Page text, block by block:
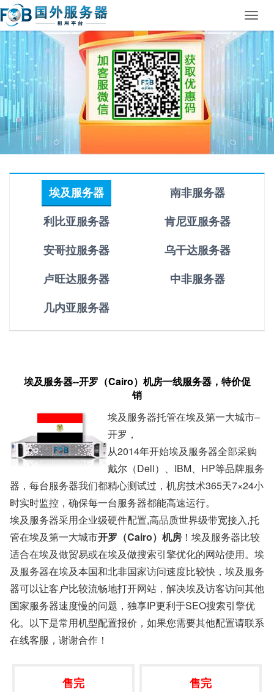
埃及服务器
南非服务器
利比亚服务器
肯尼亚服务器
安哥拉服务器
乌干达服务器
卢旺达服务器
中非服务器
几内亚服务器
埃及服务器--开罗（Cairo）机房一线服务器，特价促
销
埃及服务器托管在埃及第一大城市–
开罗，
从2014年开始埃及服务器全部采购
戴尔（Dell）、IBM、HP等品牌服务
器，每台服务器我们都精心测试过，机房技术365天7×24小
时实时监控，确保每一台服务器都能高速运行。
埃及服务器采用企业级硬件配置,高品质世界级带宽接入,托
管在埃及第一大城市开罗（Cairo）机房 ！ 埃及服务器比较
适合在埃及做贸易或在埃及做搜索引擎优化的网站使用。 埃
及服务器在埃及本国和北非国家访问速度比较快， 埃及服务
器可以让客户比较流畅地打开网站，解决埃及访客访问其他
国家服务器速度慢的问题，独享IP更利于SEO搜索引擎优
化。以下是常用机型配置报价，如果您需要其他配置请联系
在线客服，谢谢合作！
售完 售完